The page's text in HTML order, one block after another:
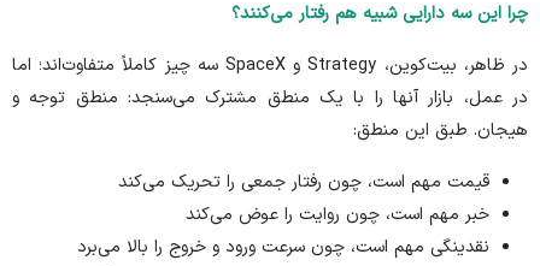
چرا این سه دارایی شبیه هم رفتار می‌کنند؟
در ظاهر، بیت‌کوین، Strategy و SpaceX سه چیز کاملاً متفاوت‌اند؛ اما
در عمل، بازار آنها را با یک منطق مشترک می‌سنجد: منطق توجه و
هیجان. طبق این منطق:
قیمت مهم است، چون رفتار جمعی را تحریک می‌کند
خبر مهم است، چون روایت را عوض می‌کند
نقدینگی مهم است، چون سرعت ورود و خروج را بالا می‌برد